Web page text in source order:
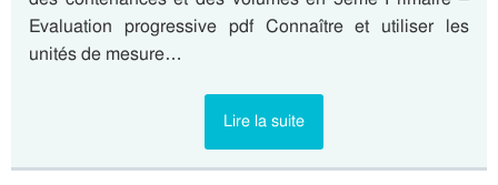
Evaluation progressive pdf Connaître et utiliser les
unités de mesure…
Lire la suite